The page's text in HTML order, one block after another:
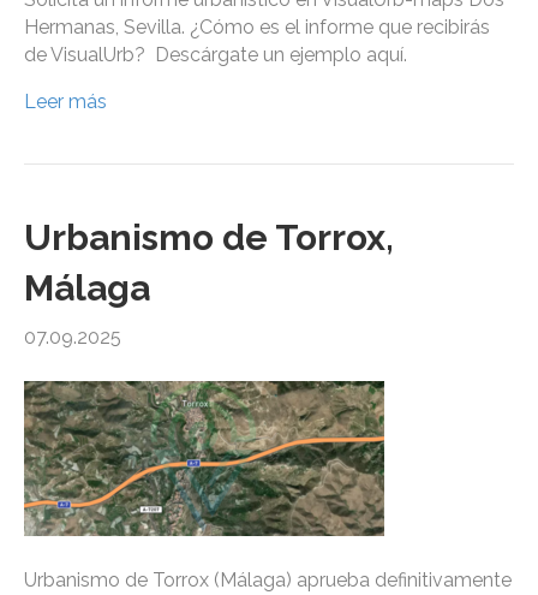
Hermanas, Sevilla. ¿Cómo es el informe que recibirás
de VisualUrb? Descárgate un ejemplo aquí.
Leer más
Urbanismo de Torrox,
Málaga
07.09.2025
Urbanismo de Torrox (Málaga) aprueba definitivamente